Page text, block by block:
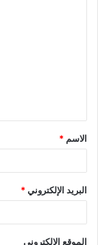
ق
*
الاسم *
البريد الإلكتروني*
الموقع الإلكتروني